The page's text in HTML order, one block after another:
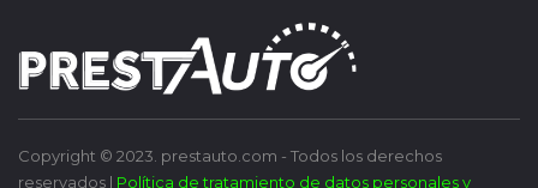
Copyright © 2023. prestauto.com - Todos los derechos
reservados | Política de tratamiento de datos personales y